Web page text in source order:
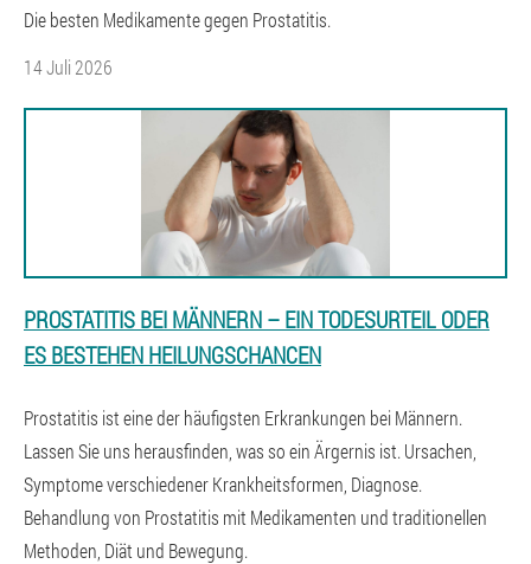
Die besten Medikamente gegen Prostatitis.
14 Juli 2026
PROSTATITIS BEI MÄNNERN – EIN TODESURTEIL ODER
ES BESTEHEN HEILUNGSCHANCEN
Prostatitis ist eine der häufigsten Erkrankungen bei Männern.
Lassen Sie uns herausfinden, was so ein Ärgernis ist. Ursachen,
Symptome verschiedener Krankheitsformen, Diagnose.
Behandlung von Prostatitis mit Medikamenten und traditionellen
Methoden, Diät und Bewegung.